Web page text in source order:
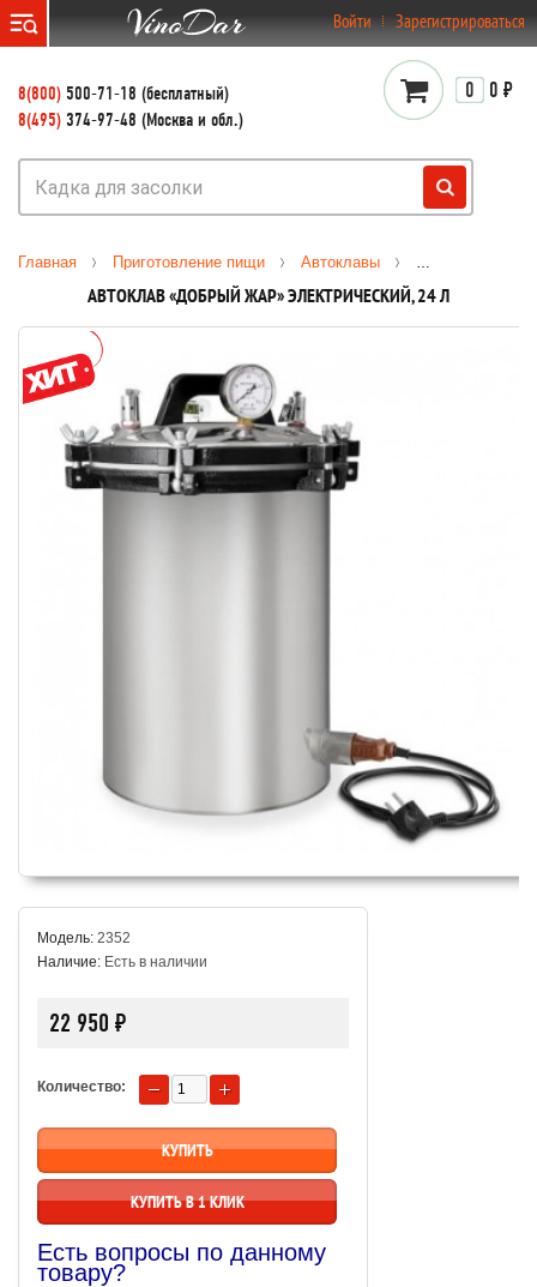
Войти Зарегистрироваться
8(800) 500-71-18 (бесплатный)
8(495) 374-97-48 (Москва и обл.)
0 0 ₽
Главная Приготовление пищи Автоклавы Электрические
АВТОКЛАВ «ДОБРЫЙ ЖАР» ЭЛЕКТРИЧЕСКИЙ, 24 Л
Модель: 2352
Наличие: Есть в наличии
22 950 ₽
Количество:
КУПИТЬ В 1 КЛИК
Есть вопросы по данному
товару?